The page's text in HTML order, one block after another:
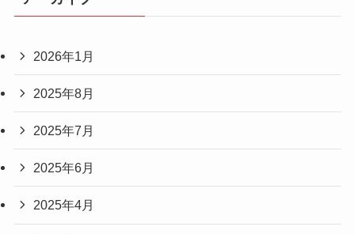
2026年1月
2025年8月
2025年7月
2025年6月
2025年4月